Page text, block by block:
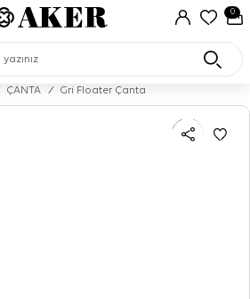
0
ÇANTA / Gri Floater Çanta